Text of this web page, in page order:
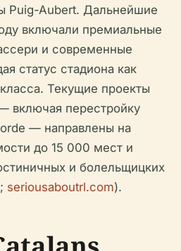
Puig-Aubert. Дальнейшие
включали премиальные
и современные
статус стадиона как
Текущие проекты
включая перестройку
— направлены на
до 15 000 мест и
и болельщицких
; seriousaboutrl.com).